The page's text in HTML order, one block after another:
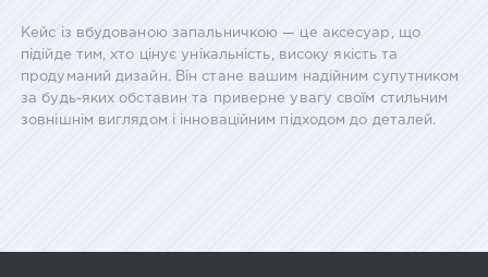
Кейс із вбудованою запальничкою — це аксесуар, що
підійде тим, хто цінує унікальність, високу якість та
продуманий дизайн. Він стане вашим надійним супутником
за будь-яких обставин та приверне увагу своїм стильним
зовнішнім виглядом і інноваційним підходом до деталей.